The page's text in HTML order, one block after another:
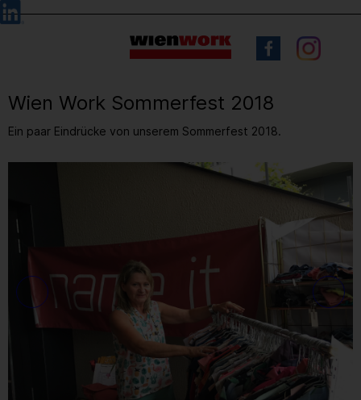
Barrierefreie
Bedienung
Sprachauswahl
Wien Work Sommerfest 2018
Ein paar Eindrücke von unserem Sommerfest 2018.